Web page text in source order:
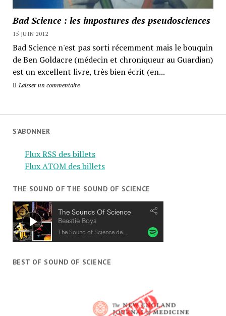
Bad Science : les impostures des pseudosciences
15 JUIN 2012
Bad Science n'est pas sorti récemment mais le bouquin
de Ben Goldacre (médecin et chroniqueur au Guardian)
est un excellent livre, très bien écrit (en...
Laisser un commentaire
S’ABONNER
Flux RSS des billets
Flux ATOM des billets
THE SOUND OF THE SOUND OF SCIENCE
BEST OF SOUND OF SCIENCE